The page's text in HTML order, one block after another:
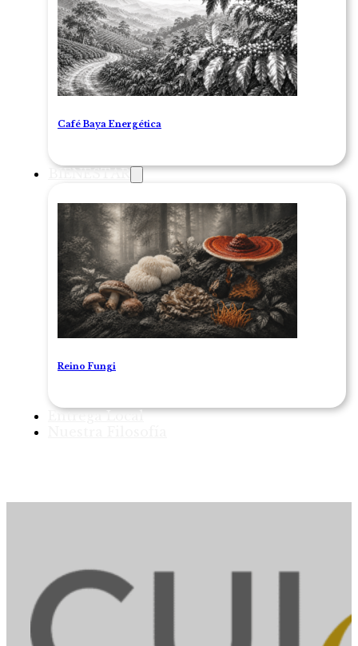
Café Baya Energética
BIENESTAR
Reino Fungi
Entrega Local